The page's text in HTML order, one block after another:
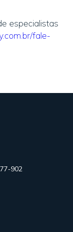
especialistas
fale-
902